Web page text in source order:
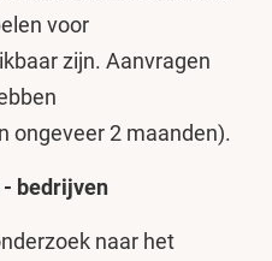
voor
zijn. Aanvragen
ongeveer 2 maanden).
- bedrijven
naar het